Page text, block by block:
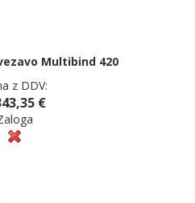
Multibind 420
z DDV:
€